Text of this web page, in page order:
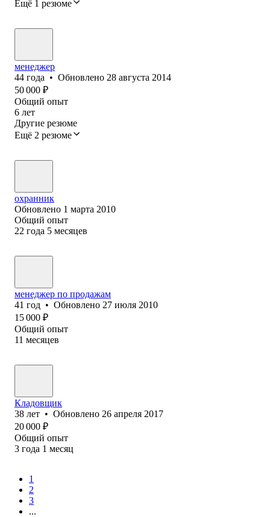
Ещё 1 резюме
менеджер
44 года • Обновлено 28 августа 2014
50 000 ₽
Общий опыт
6 лет
Другие резюме
Ещё 2 резюме
охранник
Обновлено 1 марта 2010
Общий опыт
22 года 5 месяцев
менеджер по продажам
41 год • Обновлено 27 июля 2010
15 000 ₽
Общий опыт
11 месяцев
Кладовщик
38 лет • Обновлено 26 апреля 2017
20 000 ₽
Общий опыт
3 года 1 месяц
1
2
3
...